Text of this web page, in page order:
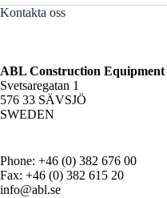
Kontakta oss
ABL Construction
Svetsaregatan 1
576 33 SÄVSJÖ
SWEDEN
Phone: +46 (0) 382 676 00
Fax: +46 (0) 382 615 20
info@abl.se